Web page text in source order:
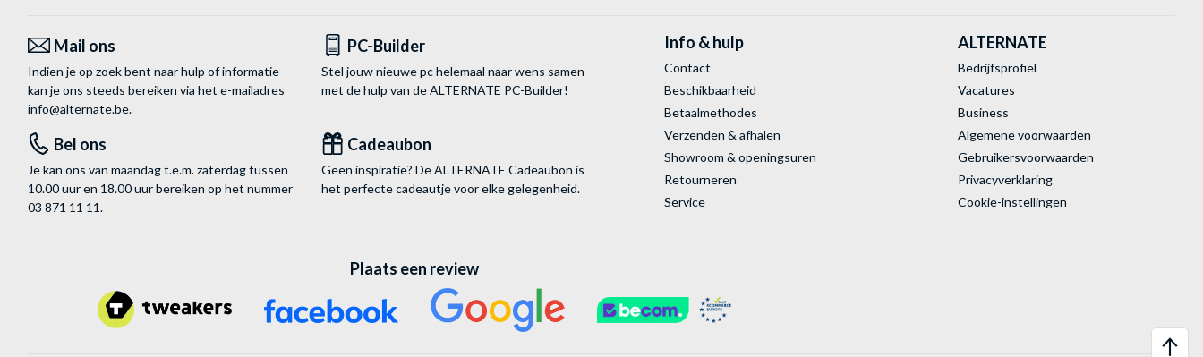
Mail ons
Indien je op zoek bent naar hulp of informatie
kan je ons steeds bereiken via het e-mailadres
info@alternate.be.
PC-Builder
Stel jouw nieuwe pc helemaal naar wens samen
met de hulp van de ALTERNATE PC-Builder!
Bel ons
Je kan ons van maandag t.e.m. zaterdag tussen
10.00 uur en 18.00 uur bereiken op het nummer
03 871 11 11.
Cadeaubon
Geen inspiratie? De ALTERNATE Cadeaubon is
het perfecte cadeautje voor elke gelegenheid.
Info & hulp
Contact
Beschikbaarheid
Betaalmethodes
Verzenden & afhalen
Showroom & openingsuren
Retourneren
Service
ALTERNATE
Bedrijfsprofiel
Vacatures
Business
Algemene voorwaarden
Gebruikersvoorwaarden
Privacyverklaring
Cookie-instellingen
Plaats een review